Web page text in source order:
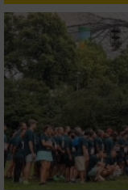
Verwendung
Geräte anhand
Informationen
Nicht-IAB-
Notwendig
Performance